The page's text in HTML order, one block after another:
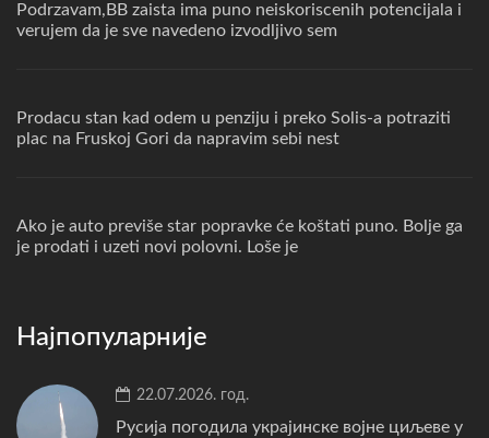
Podrzavam,BB zaista ima puno neiskoriscenih potencijala i
verujem da je sve navedeno izvodljivo sem
Prodacu stan kad odem u penziju i preko Solis-a potraziti
plac na Fruskoj Gori da napravim sebi nest
Ako je auto previše star popravke će koštati puno. Bolje ga
je prodati i uzeti novi polovni. Loše je
Најпопуларније
22.07.2026. год.
Русија погодила украјинске војне циљеве у